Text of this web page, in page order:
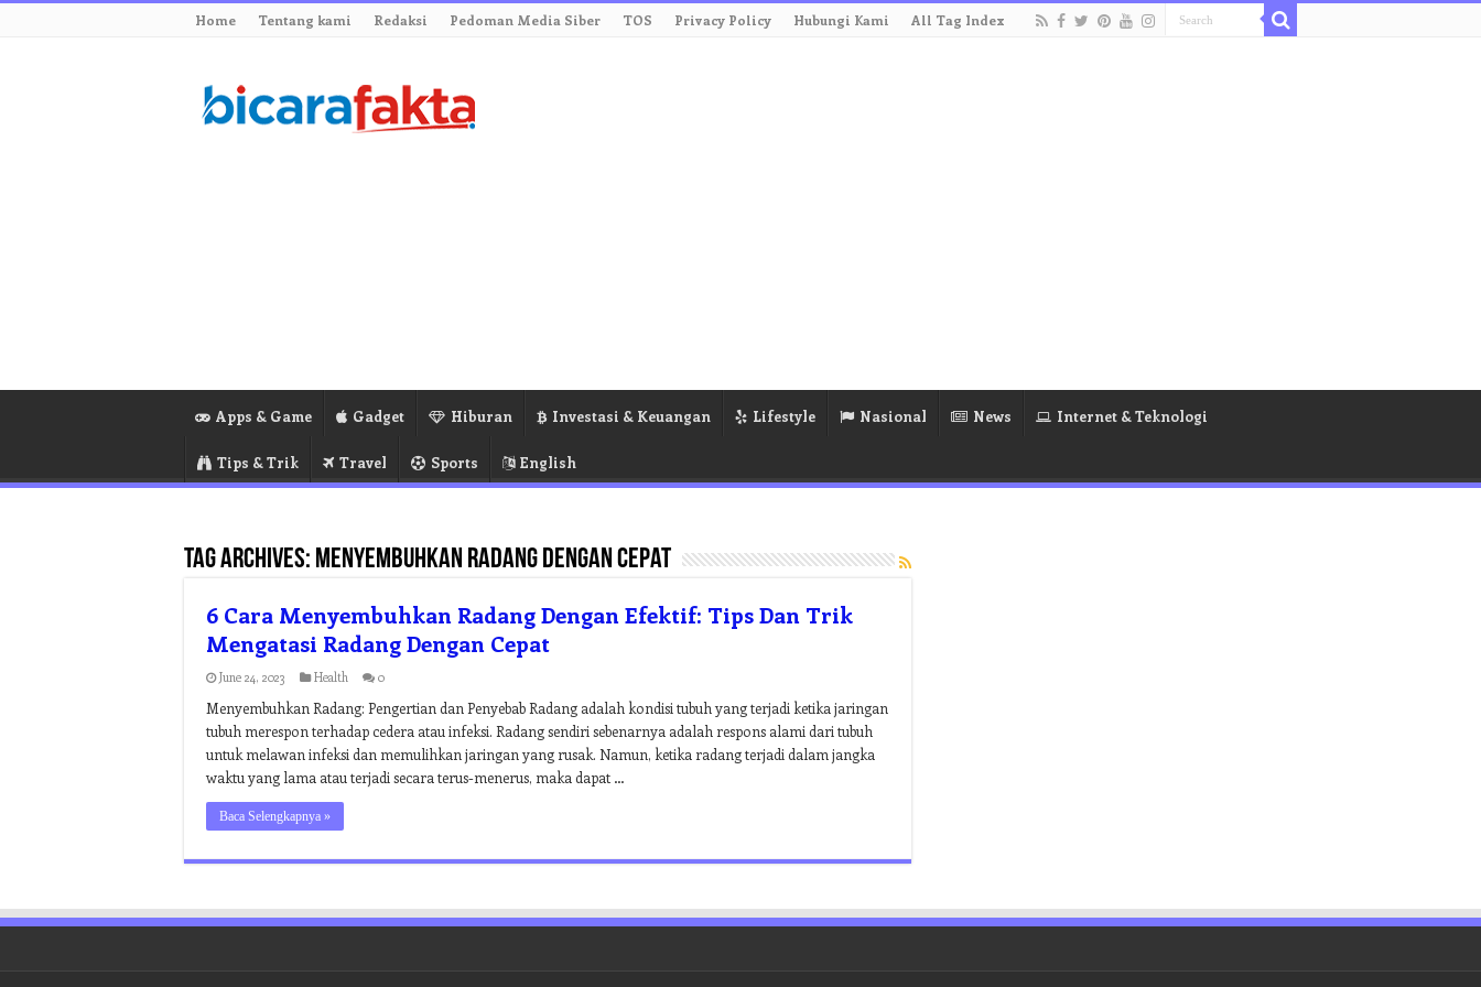
Home Tentang kami Redaksi Pedoman Media Siber TOS Privacy Policy Hubungi Kami All Tag Index
Apps & Game Gadget Hiburan Investasi & Keuangan Lifestyle Nasional News Internet & Teknologi
Tips & Trik Travel Sports English
Tag Archives: menyembuhkan radang dengan cepat
6 Cara Menyembuhkan Radang Dengan Efektif: Tips Dan Trik
Mengatasi Radang Dengan Cepat
June 24, 2023 Health 0
Menyembuhkan Radang: Pengertian dan Penyebab Radang adalah kondisi tubuh yang terjadi ketika jaringan
tubuh merespon terhadap cedera atau infeksi. Radang sendiri sebenarnya adalah respons alami dari tubuh
untuk melawan infeksi dan memulihkan jaringan yang rusak. Namun, ketika radang terjadi dalam jangka
waktu yang lama atau terjadi secara terus-menerus, maka dapat …
Baca Selengkapnya »